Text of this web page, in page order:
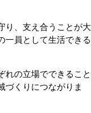
り、支え合うことが大
一員として生活できる
の立場でできること
づくりにつながりま